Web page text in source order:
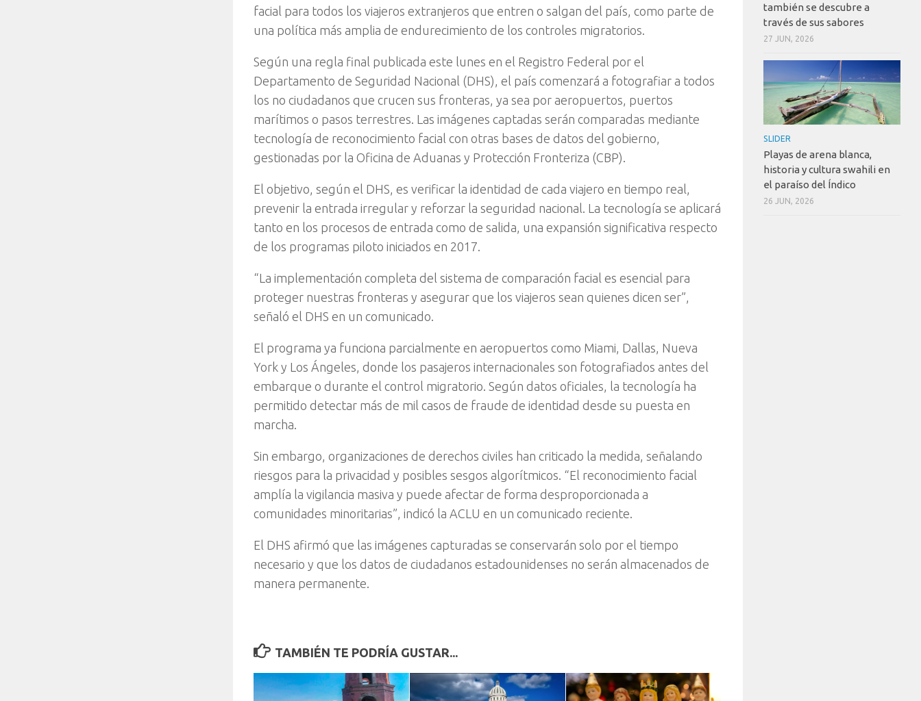
facial para todos los viajeros extranjeros que entren o salgan del país, como parte de
una política más amplia de endurecimiento de los controles migratorios.
Según una regla final publicada este lunes en el Registro Federal por el
Departamento de Seguridad Nacional (DHS), el país comenzará a fotografiar a todos
los no ciudadanos que crucen sus fronteras, ya sea por aeropuertos, puertos
marítimos o pasos terrestres. Las imágenes captadas serán comparadas mediante
tecnología de reconocimiento facial con otras bases de datos del gobierno,
gestionadas por la Oficina de Aduanas y Protección Fronteriza (CBP).
El objetivo, según el DHS, es verificar la identidad de cada viajero en tiempo real,
prevenir la entrada irregular y reforzar la seguridad nacional. La tecnología se aplicará
tanto en los procesos de entrada como de salida, una expansión significativa respecto
de los programas piloto iniciados en 2017.
“La implementación completa del sistema de comparación facial es esencial para
proteger nuestras fronteras y asegurar que los viajeros sean quienes dicen ser”,
señaló el DHS en un comunicado.
El programa ya funciona parcialmente en aeropuertos como Miami, Dallas, Nueva
York y Los Ángeles, donde los pasajeros internacionales son fotografiados antes del
embarque o durante el control migratorio. Según datos oficiales, la tecnología ha
permitido detectar más de mil casos de fraude de identidad desde su puesta en
marcha.
Sin embargo, organizaciones de derechos civiles han criticado la medida, señalando
riesgos para la privacidad y posibles sesgos algorítmicos. “El reconocimiento facial
amplía la vigilancia masiva y puede afectar de forma desproporcionada a
comunidades minoritarias”, indicó la ACLU en un comunicado reciente.
El DHS afirmó que las imágenes capturadas se conservarán solo por el tiempo
necesario y que los datos de ciudadanos estadounidenses no serán almacenados de
manera permanente.
TAMBIÉN TE PODRÍA GUSTAR...
también se descubre a
través de sus sabores
27 JUN, 2026
SLIDER
Playas de arena blanca,
historia y cultura swahili en
el paraíso del Índico
26 JUN, 2026